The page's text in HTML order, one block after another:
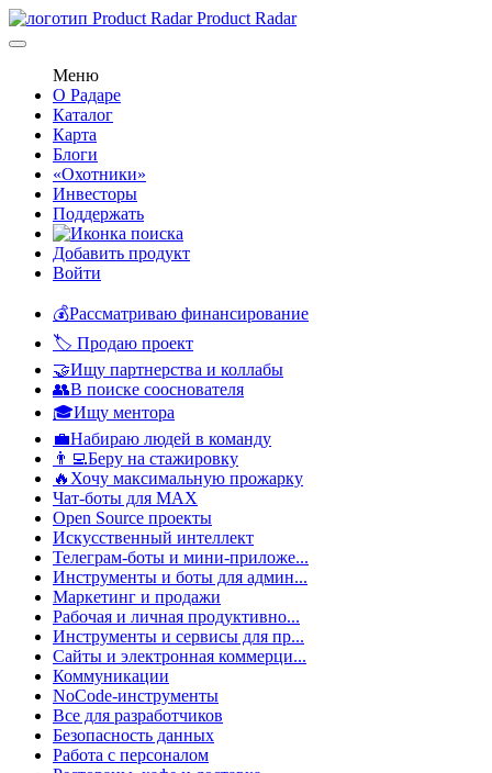
Product Radar
Меню
О Радаре
Каталог
Карта
Блоги
«Охотники»
Инвесторы
Поддержать
Добавить продукт
Войти
💰Рассматриваю финансирование
🏷️ Продаю проект
🤝Ищу партнерства и коллабы
👥В поиске сооснователя
🎓Ищу ментора
💼Набираю людей в команду
👨‍💻Беру на стажировку
🔥Хочу максимальную прожарку
Чат-боты для MAX
Open Source проекты
Искусственный интеллект
Телеграм-боты и мини-приложе...
Инструменты и боты для админ...
Маркетинг и продажи
Рабочая и личная продуктивно...
Инструменты и сервисы для пр...
Сайты и электронная коммерци...
Коммуникации
NoCode-инструменты
Все для разработчиков
Безопасность данных
Работа с персоналом